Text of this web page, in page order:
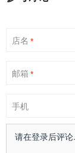
店名 *
邮箱 *
手机